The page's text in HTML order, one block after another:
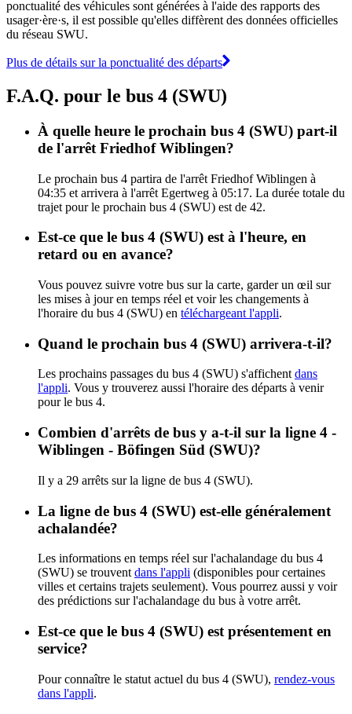
ponctualité des véhicules sont générées à l'aide des rapports des
usager·ère·s, il est possible qu'elles diffèrent des données officielles
du réseau SWU.
Plus de détails sur la ponctualité des départs
F.A.Q. pour le bus 4 (SWU)
À quelle heure le prochain bus 4 (SWU) part-il
de l'arrêt Friedhof Wiblingen?
Le prochain bus 4 partira de l'arrêt Friedhof Wiblingen à
04:35 et arrivera à l'arrêt Egertweg à 05:17. La durée totale du
trajet pour le prochain bus 4 (SWU) est de 42.
Est-ce que le bus 4 (SWU) est à l'heure, en
retard ou en avance?
Vous pouvez suivre votre bus sur la carte, garder un œil sur
les mises à jour en temps réel et voir les changements à
l'horaire du bus 4 (SWU) en téléchargeant l'appli.
Quand le prochain bus 4 (SWU) arrivera-t-il?
Les prochains passages du bus 4 (SWU) s'affichent dans
l'appli. Vous y trouverez aussi l'horaire des départs à venir
pour le bus 4.
Combien d'arrêts de bus y a-t-il sur la ligne 4 -
Wiblingen - Böfingen Süd (SWU)?
Il y a 29 arrêts sur la ligne de bus 4 (SWU).
La ligne de bus 4 (SWU) est-elle généralement
achalandée?
Les informations en temps réel sur l'achalandage du bus 4
(SWU) se trouvent dans l'appli (disponibles pour certaines
villes et certains trajets seulement). Vous pourrez aussi y voir
des prédictions sur l'achalandage du bus à votre arrêt.
Est-ce que le bus 4 (SWU) est présentement en
service?
Pour connaître le statut actuel du bus 4 (SWU), rendez-vous
dans l'appli.